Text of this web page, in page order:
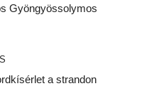
Gyöngyössolymos
a strandon